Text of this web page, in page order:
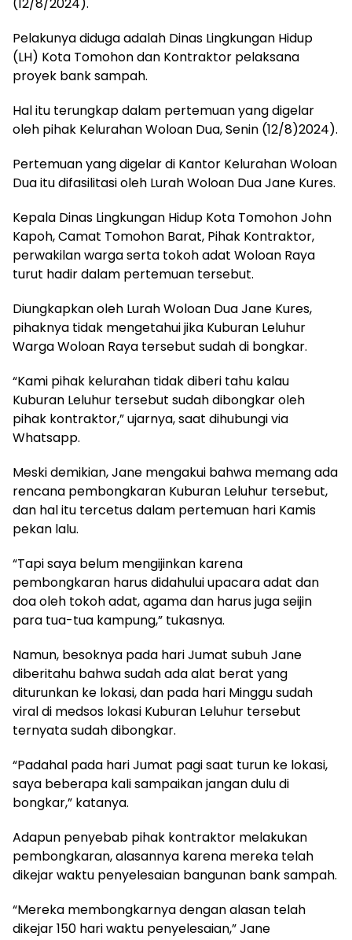
Pelakunya diduga adalah Dinas Lingkungan Hidup
(LH) Kota Tomohon dan Kontraktor pelaksana
proyek bank sampah.
Hal itu terungkap dalam pertemuan yang digelar
oleh pihak Kelurahan Woloan Dua, Senin (12/8)2024).
Pertemuan yang digelar di Kantor Kelurahan Woloan
Dua itu difasilitasi oleh Lurah Woloan Dua Jane Kures.
Kepala Dinas Lingkungan Hidup Kota Tomohon John
Kapoh, Camat Tomohon Barat, Pihak Kontraktor,
perwakilan warga serta tokoh adat Woloan Raya
turut hadir dalam pertemuan tersebut.
Diungkapkan oleh Lurah Woloan Dua Jane Kures,
pihaknya tidak mengetahui jika Kuburan Leluhur
Warga Woloan Raya tersebut sudah di bongkar.
“Kami pihak kelurahan tidak diberi tahu kalau
Kuburan Leluhur tersebut sudah dibongkar oleh
pihak kontraktor,” ujarnya, saat dihubungi via
Whatsapp.
Meski demikian, Jane mengakui bahwa memang ada
rencana pembongkaran Kuburan Leluhur tersebut,
dan hal itu tercetus dalam pertemuan hari Kamis
pekan lalu.
“Tapi saya belum mengijinkan karena
pembongkaran harus didahului upacara adat dan
doa oleh tokoh adat, agama dan harus juga seijin
para tua-tua kampung,” tukasnya.
Namun, besoknya pada hari Jumat subuh Jane
diberitahu bahwa sudah ada alat berat yang
diturunkan ke lokasi, dan pada hari Minggu sudah
viral di medsos lokasi Kuburan Leluhur tersebut
ternyata sudah dibongkar.
“Padahal pada hari Jumat pagi saat turun ke lokasi,
saya beberapa kali sampaikan jangan dulu di
bongkar,” katanya.
Adapun penyebab pihak kontraktor melakukan
pembongkaran, alasannya karena mereka telah
dikejar waktu penyelesaian bangunan bank sampah.
“Mereka membongkarnya dengan alasan telah
dikejar 150 hari waktu penyelesaian,” Jane